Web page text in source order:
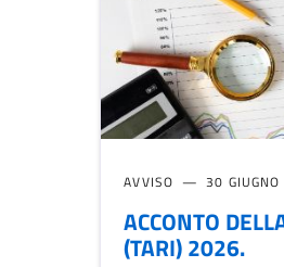
AVVISO 30
ACCONTO
(TARI) 2026.